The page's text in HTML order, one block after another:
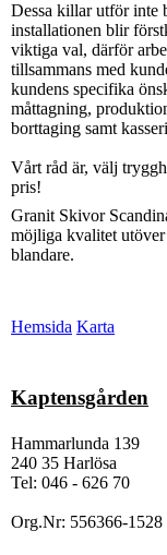
Dessa killar utför inte
installationen blir
viktiga val, därför
tillsammans med
kundens specifika
måttagning,
borttaging samt
Vårt råd är, välj
pris!
Granit Skivor
möjliga kvalitet utöver
blandare.
Hemsida Karta
Kaptensgården
Hammarlunda 139
240 35 Harlösa
Tel: 046 - 626 70
Org.Nr: 556366-1528